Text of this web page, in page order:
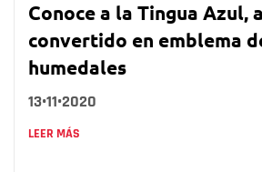
Conoce a la Tingua Azul,
convertido en emblema
humedales
13•11•2020
LEER MÁS